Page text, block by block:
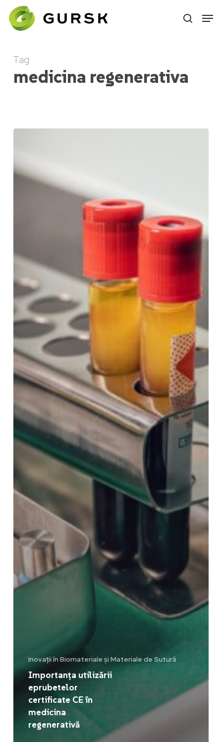
Tag
medicina regenerativa
Inovații în Biomateriale și Materiale de Sutură
Importanța utilizării
eprubetelor
certificate CE în
medicina
regenerativă